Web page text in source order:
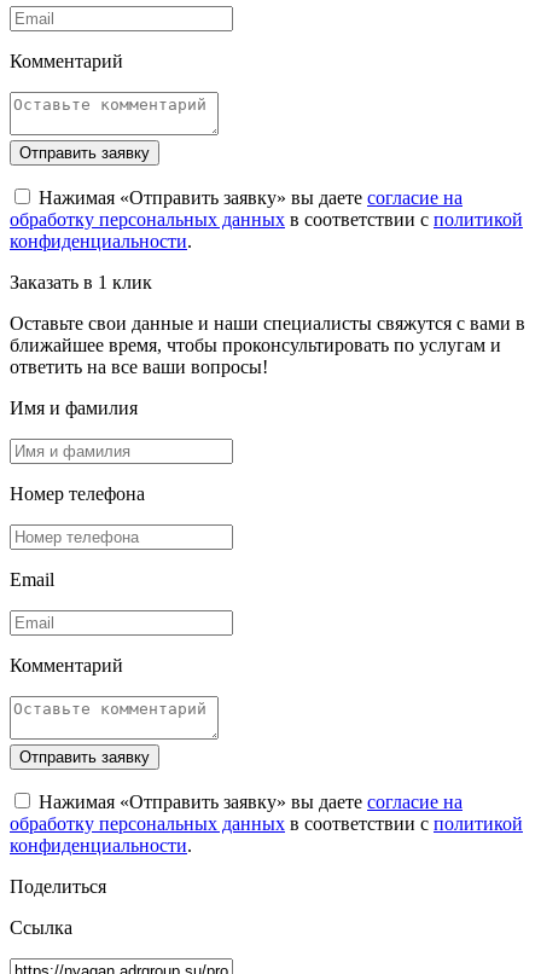
Комментарий
Отправить заявку
Нажимая «Отправить заявку» вы даете согласие на
обработку персональных данных в соответствии с политикой
конфиденциальности.
Заказать в 1 клик
Оставьте свои данные и наши специалисты свяжутся с вами в
ближайшее время, чтобы проконсультировать по услугам и
ответить на все ваши вопросы!
Имя и фамилия
Номер телефона
Email
Комментарий
Отправить заявку
Нажимая «Отправить заявку» вы даете согласие на
обработку персональных данных в соответствии с политикой
конфиденциальности.
Поделиться
Ссылка